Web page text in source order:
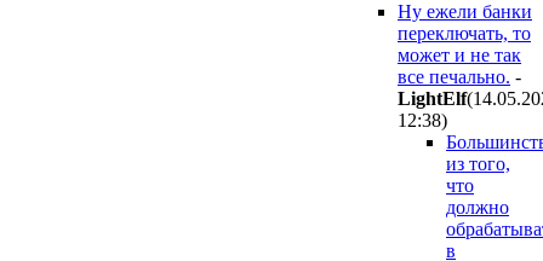
Ну ежели банки
переключать, то
может и не так
все печально. -
LightElf
12:38)
из того,
что
должно
в